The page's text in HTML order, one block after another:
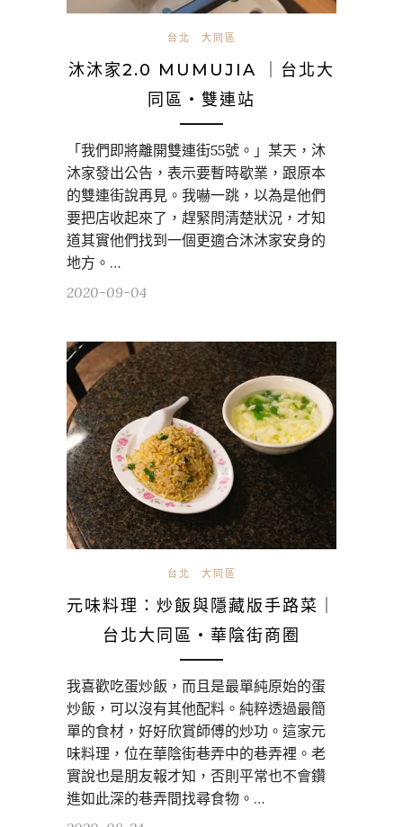
台北 大同區
沐沐家2.0 MUMUJIA ｜台北大
同區・雙連站
「我們即將離開雙連街55號。」某天，沐
沐家發出公告，表示要暫時歇業，跟原本
的雙連街說再見。我嚇一跳，以為是他們
要把店收起來了，趕緊問清楚狀況，才知
道其實他們找到一個更適合沐沐家安身的
地方。…
2020-09-04
台北 大同區
元味料理：炒飯與隱藏版手路菜｜
台北大同區・華陰街商圈
我喜歡吃蛋炒飯，而且是最單純原始的蛋
炒飯，可以沒有其他配料。純粹透過最簡
單的食材，好好欣賞師傅的炒功。這家元
味料理，位在華陰街巷弄中的巷弄裡。老
實說也是朋友報才知，否則平常也不會鑽
進如此深的巷弄間找尋食物。…